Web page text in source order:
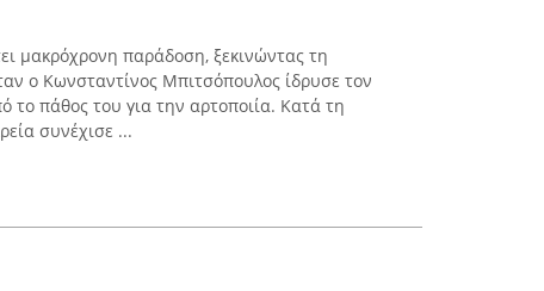
μακρόχρονη παράδοση, ξεκινώντας τη
ο Κωνσταντίνος Μπιτσόπουλος ίδρυσε τον
το πάθος του για την αρτοποιία. Κατά τη
συνέχισε ...